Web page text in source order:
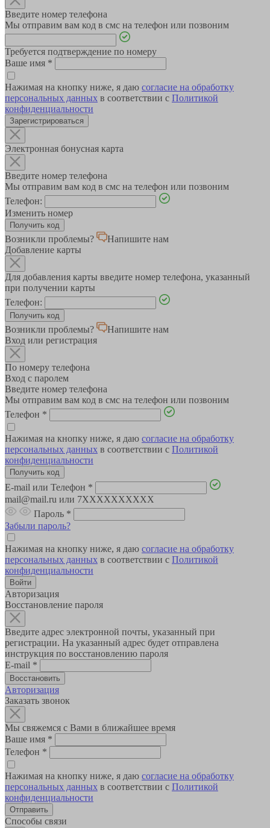
Введите номер телефона
Мы отправим вам код в смс на телефон или позвоним
Требуется подтверждение по номеру
Ваше имя *
Нажимая на кнопку ниже, я даю согласие на обработку
персональных данных в соответствии с Политикой
конфиденциальности
Зарегистрироваться
Электронная бонусная карта
Введите номер телефона
Мы отправим вам код в смс на телефон или позвоним
Телефон:
Изменить номер
Возникли проблемы?
Напишите нам
Добавление карты
Для добавления карты введите номер телефона, указанный
при получении карты
Телефон:
Возникли проблемы?
Напишите нам
Вход или регистрация
По номеру телефона
Вход с паролем
Введите номер телефона
Мы отправим вам код в смс на телефон или позвоним
Телефон *
Нажимая на кнопку ниже, я даю согласие на обработку
персональных данных в соответствии с Политикой
конфиденциальности
E-mail или Телефон *
mail@mail.ru или 7XXXXXXXXXX
Пароль *
Забыли пароль?
Нажимая на кнопку ниже, я даю согласие на обработку
персональных данных в соответствии с Политикой
конфиденциальности
Авторизация
Восстановление пароля
Введите адрес электронной почты, указанный при
регистрации. На указанный адрес будет отправлена
инструкция по восстановлению пароля
E-mail *
Авторизация
Заказать звонок
Мы свяжемся с Вами в ближайшее время
Ваше имя *
Телефон *
Нажимая на кнопку ниже, я даю согласие на обработку
персональных данных в соответствии с Политикой
конфиденциальности
Способы связи